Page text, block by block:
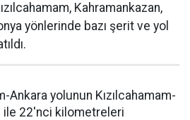
Kahramankazan,
yönlerinde bazı şerit ve yol
Ankara yolunun Kızılcahamam-
ile 22'nci kilometreleri